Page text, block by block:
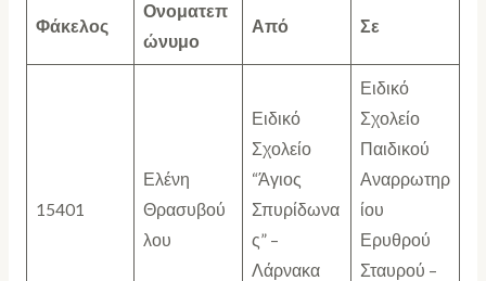
Φάκελος
Ονοματεπ
ώνυμο
Από Σε
15401
Ελένη
Θρασυβού
λου
Ειδικό
Σχολείο
“Άγιος
Σπυρίδωνα
ς” –
Λάρνακα
Ειδικό
Σχολείο
Παιδικού
Αναρρωτηρ
ίου
Ερυθρού
Σταυρού –